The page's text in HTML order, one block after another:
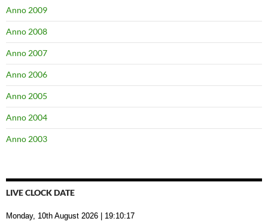
Anno 2009
Anno 2008
Anno 2007
Anno 2006
Anno 2005
Anno 2004
Anno 2003
LIVE CLOCK DATE
Monday, 10th August 2026 | 19:10:18